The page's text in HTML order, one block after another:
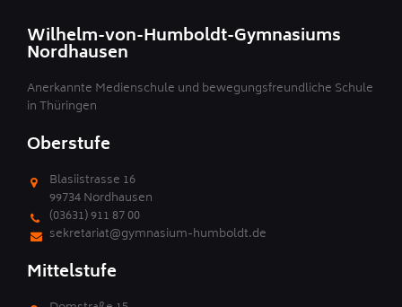
Wilhelm-von-Humboldt-Gymnasiums
Nordhausen
Anerkannte Medienschule und bewegungsfreundliche Schule
in Thüringen
Oberstufe
Blasiistrasse 16
99734 Nordhausen
(03631) 911 87 00
sekretariat@gymnasium-humboldt.de
Mittelstufe